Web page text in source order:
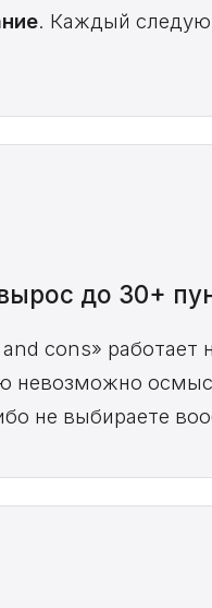
. Каждый
до 30+
cons»
невозможно
не выбираете